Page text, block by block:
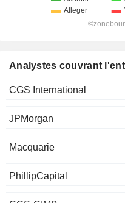
Analystes couvrant
CGS International
JPMorgan
Macquarie
PhillipCapital